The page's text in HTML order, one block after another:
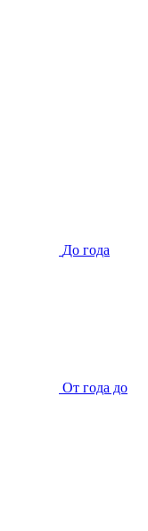
До года
От года до